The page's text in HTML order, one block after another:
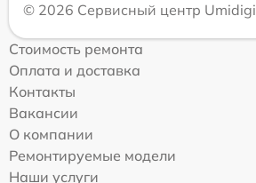
© 2026 Сервисный центр Umidigi
Стоимость ремонта
Оплата и доставка
Контакты
Вакансии
О компании
Ремонтируемые модели
Наши услуги